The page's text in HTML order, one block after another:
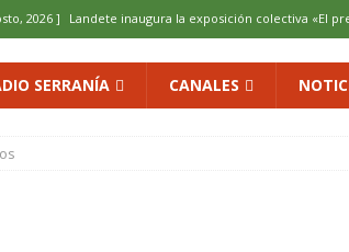
2026 ] Landete inaugura la exposición colectiva «El
2026 ] La copla se sube al escenario de Aliaguilla
SERRANÍA CANALES